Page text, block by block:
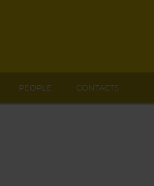
PEOPLE CONTACTS